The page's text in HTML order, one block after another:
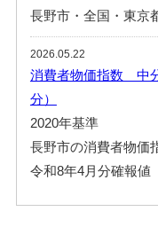
長野市・全国・東京
2026.05.22
消費者物価指数 中
分）
2020年基準
長野市の消費者物価
令和8年4月分確報値